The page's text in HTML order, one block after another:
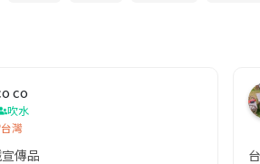
co
吹水
台灣
傳品